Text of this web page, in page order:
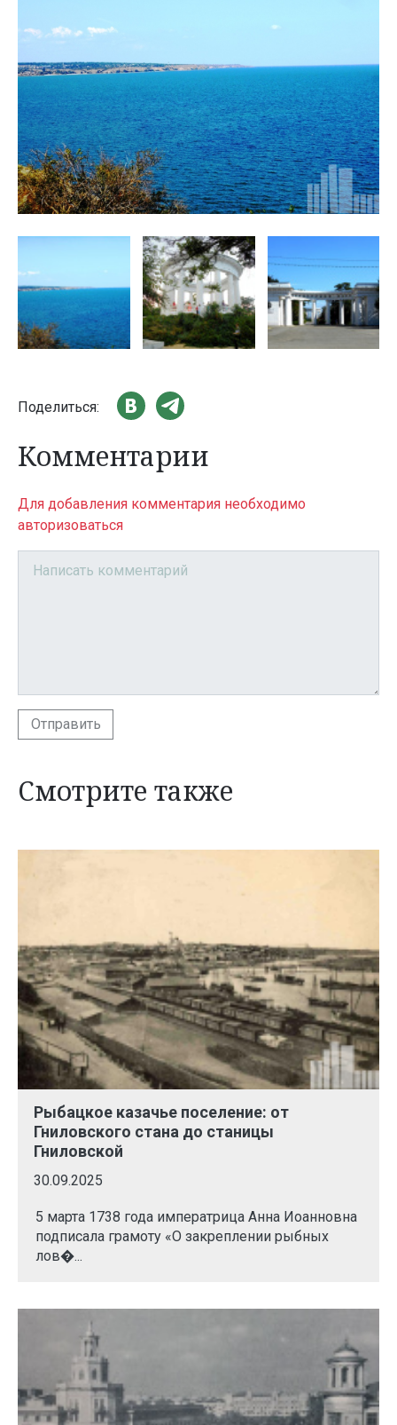
Поделиться:
Комментарии
Для добавления комментария необходимо
авторизоваться
Отправить
Смотрите также
Рыбацкое казачье поселение: от
Гниловского стана до станицы
Гниловской
30.09.2025
5 марта 1738 года императрица Анна Иоанновна
подписала грамоту «О закреплении рыбных
лов�...